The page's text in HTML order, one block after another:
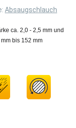
Absaugschlauch
ca. 2,0 - 2,5 mm und
bis 152 mm